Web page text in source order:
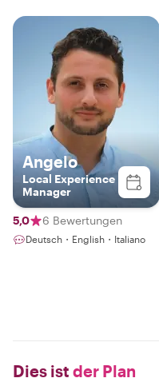
Angelo
Local Experience
Manager
5,0 6 Bewertungen
Deutsch・English・Italiano
Dies ist der Plan